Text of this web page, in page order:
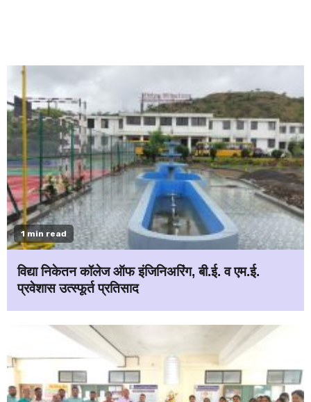
1 min read
विद्या निकेतन कॉलेज ऑफ इंजिनिअरिंग, बी.ई. व एम.ई.
प्रवेशास उत्स्फूर्त प्रतिसाद